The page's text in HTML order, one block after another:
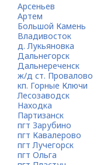
Арсеньев
Артем
Большой Камень
Владивосток
д. Лукьяновка
Дальнегорск
Дальнереченск
ж/д ст. Провалово
кп. Горные Ключи
Лесозаводск
Находка
Партизанск
пгт Зарубино
пгт Кавалерово
пгт Лучегорск
пгт Ольга